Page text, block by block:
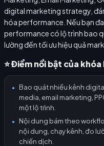
digital marketing strategy,
hóa performance. Nếu bạn
performance có lộ trình bao
lường đến tối ưu hiệu quả
⭐ Điểm nổi bật của khóa
●
Bao quát nhiều kênh
media, email marketing,
một lộ trình.
●
Nội dung bám theo
nội dung, chạy kênh, đo
chiến dịch.